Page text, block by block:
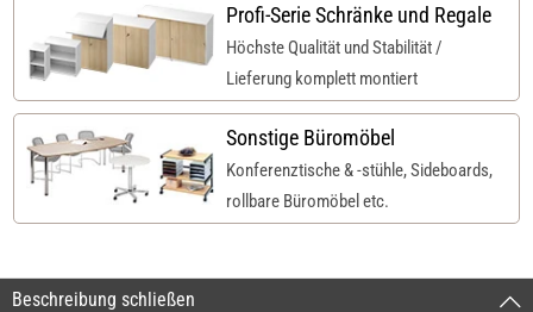
Profi-Serie Schränke und Regale
Höchste Qualität und Stabilität /
Lieferung komplett montiert
Sonstige Büromöbel
Konferenztische & -stühle, Sideboards,
rollbare Büromöbel etc.
Beschreibung schließen